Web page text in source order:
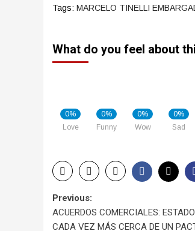
Tags: MARCELO TINELLI
What do you feel about
0%
Love
0%
Funny
0%
Wow
0%
Sad
Post
navigation
Previous:
ACUERDOS COMERCIALES:
CADA VEZ MÁS CERCA DE UN